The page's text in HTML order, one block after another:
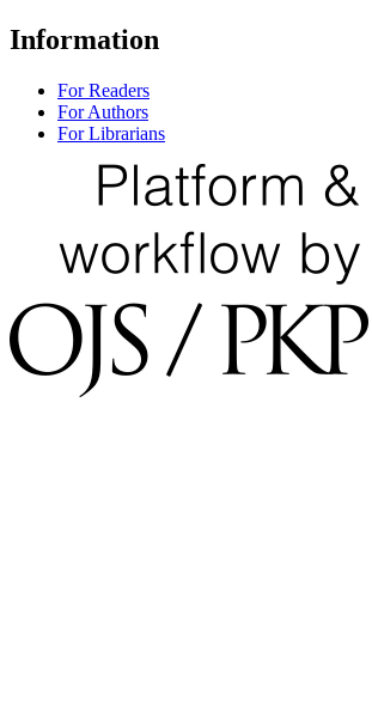
Information
For Readers
For Authors
For Librarians